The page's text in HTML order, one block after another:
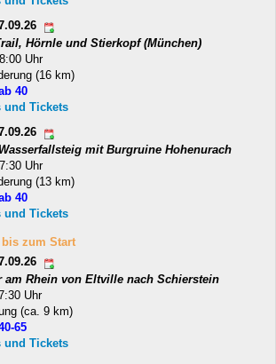
Hörnle und Stierkopf (München)
Uhr
(16 km)
40
und Tickets
mit Burgruine Hohenurach
Uhr
(13 km)
40
und Tickets
bis zum Start
am Rhein von Eltville nach Schierstein
Uhr
(ca. 9 km)
65
und Tickets